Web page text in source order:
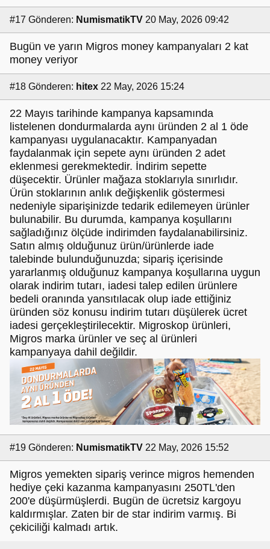
#17 Gönderen: NumismatikTV 20 May, 2026 09:42
Bugün ve yarın Migros money kampanyaları 2 kat
money veriyor
#18 Gönderen: hitex 22 May, 2026 15:24
22 Mayıs tarihinde kampanya kapsamında
listelenen dondurmalarda aynı üründen 2 al 1 öde
kampanyası uygulanacaktır. Kampanyadan
faydalanmak için sepete aynı üründen 2 adet
eklenmesi gerekmektedir. İndirim sepette
düşecektir. Ürünler mağaza stoklarıyla sınırlıdır.
Ürün stoklarının anlık değişkenlik göstermesi
nedeniyle siparişinizde tedarik edilemeyen ürünler
bulunabilir. Bu durumda, kampanya koşullarını
sağladığınız ölçüde indirimden faydalanabilirsiniz.
Satın almış olduğunuz ürün/ürünlerde iade
talebinde bulunduğunuzda; sipariş içerisinde
yararlanmış olduğunuz kampanya koşullarına uygun
olarak indirim tutarı, iadesi talep edilen ürünlere
bedeli oranında yansıtılacak olup iade ettiğiniz
üründen söz konusu indirim tutarı düşülerek ücret
iadesi gerçekleştirilecektir. Migroskop ürünleri,
Migros marka ürünler ve seç al ürünleri
kampanyaya dahil değildir.
#19 Gönderen: NumismatikTV 22 May, 2026 15:52
Migros yemekten sipariş verince migros hemenden
hediye çeki kazanma kampanyasını 250TL'den
200'e düşürmüşlerdi. Bugün de ücretsiz kargoyu
kaldırmışlar. Zaten bir de star indirim varmış. Bi
çekiciliği kalmadı artık.